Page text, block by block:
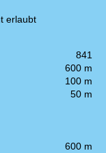
erlaubt
841
600 m
100 m
50 m
600 m